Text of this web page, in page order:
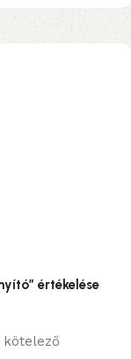
értékelése
kötelező